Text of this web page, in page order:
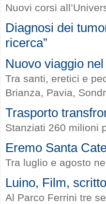
Nuovi corsi
Diagnosi dei
ricerca”
Nuovo viaggio
Tra santi, eretici e
Brianza, Pavia,
Trasporto
Stanziati 260 milioni
Eremo Santa
Tra luglio e agosto
Luino, Film,
Al Parco Ferrini tre